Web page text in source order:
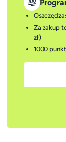
Za zakup
zł)
1000